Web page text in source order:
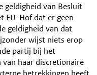
geldigheid van Besluit
EU-Hof dat er geen
geldigheid van dat
wijst niets erop
partij bij het
van haar discretionaire